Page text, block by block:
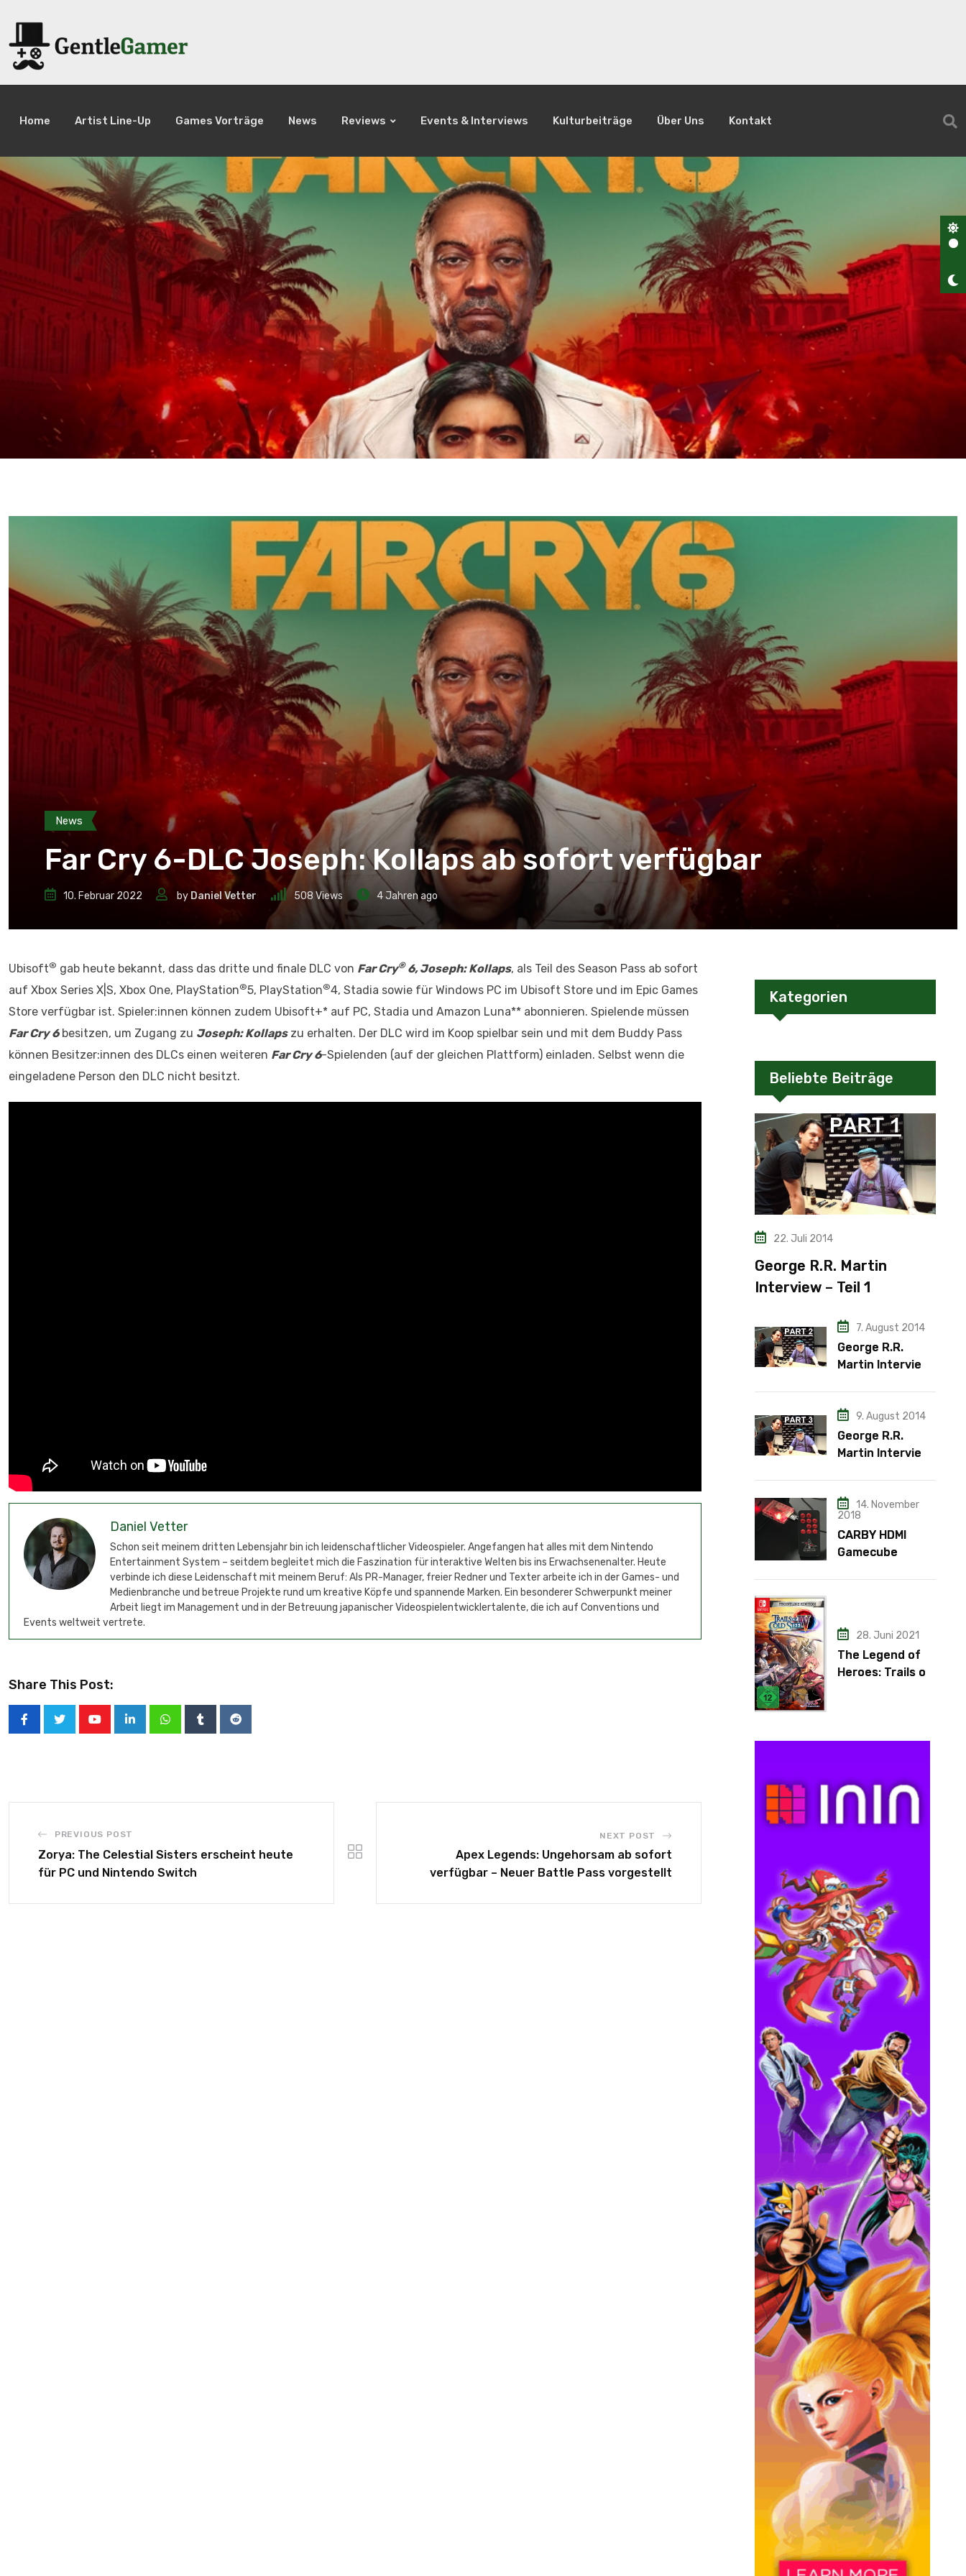
Home Artist Line-Up Games Vorträge News Reviews Events & Interviews Kulturbeiträge Über Uns Kontakt
News
Far Cry 6-DLC Joseph: Kollaps ab sofort verfügbar
10. Februar 2022 by Daniel Vetter 508 Views 4 Jahren ago
Ubisoft® gab heute bekannt, dass das dritte und finale DLC von Far Cry®6, Joseph: Kollaps, als Teil des Season Pass ab sofort
auf Xbox Series X|S, Xbox One, PlayStation®5, PlayStation®4, Stadia sowie für Windows PC im Ubisoft Store und im Epic Games
Store verfügbar ist. Spieler:innen können zudem Ubisoft+* auf PC, Stadia und Amazon Luna** abonnieren. Spielende müssen
Far Cry 6besitzen, um Zugang zu Joseph: Kollapszu erhalten. Der DLC wird im Koop spielbar sein und mit dem Buddy Pass
können Besitzer:innen des DLCs einen weiteren Far Cry 6-Spielenden (auf der gleichen Plattform) einladen. Selbst wenn die
eingeladene Person den DLC nicht besitzt.
Daniel Vetter
Schon seit meinem dritten Lebensjahr bin ich leidenschaftlicher Videospieler. Angefangen hat alles mit dem Nintendo
Entertainment System – seitdem begleitet mich die Faszination für interaktive Welten bis ins Erwachsenenalter. Heute
verbinde ich diese Leidenschaft mit meinem Beruf: Als PR-Manager, freier Redner und Texter arbeite ich in der Games- und
Medienbranche und betreue Projekte rund um kreative Köpfe und spannende Marken. Ein besonderer Schwerpunkt meiner
Arbeit liegt im Management und in der Betreuung japanischer Videospielentwicklertalente, die ich auf Conventions und
Events weltweit vertrete.
Share This Post:
PREVIOUS POST
Zorya: The Celestial Sisters erscheint heute
für PC und Nintendo Switch
NEXT POST
Apex Legends: Ungehorsam ab sofort
verfügbar – Neuer Battle Pass vorgestellt
Kategorien
Beliebte Beiträge
22. Juli 2014
George R.R. Martin
Interview – Teil 1
7. August 2014
George R.R.
Martin Interview
9. August 2014
George R.R.
Martin Interview
14. November
2018
CARBY HDMI
Gamecube
28. Juni 2021
The Legend of
Heroes: Trails of